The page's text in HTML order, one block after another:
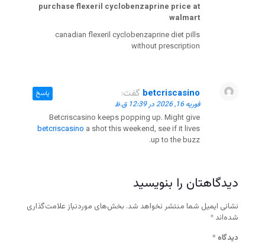
purchase flexeril cyclobenzaprine price at
walmart
canadian flexeril cyclobenzaprine diet pills
without prescription
betcriscasino گفت:
فوریه 16, 2026 در 12:39 ق.ظ
Betcriscasino keeps popping up. Might give
betcriscasino a shot this weekend, see if it lives
up to the buzz.
پاسخ
دیدگاهتان را بنویسید
نشانی ایمیل شما منتشر نخواهد شد. بخش‌های موردنیاز علامت‌گذاری
شده‌اند *
دیدگاه*